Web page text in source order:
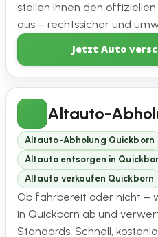
stellen Ihnen den
aus – rechtssicher und
Jetzt Auto
Altauto-
Altauto-Abholung Quickborn
Altauto entsorgen in
Altauto verkaufen Quickborn
Ob fahrbereit oder nicht –
in Quickborn ab und
Standards. Schnell,